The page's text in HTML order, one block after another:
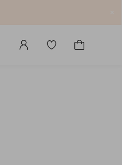
Logg
Gå
Gå